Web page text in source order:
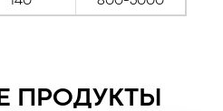
ПРОДУКТЫ